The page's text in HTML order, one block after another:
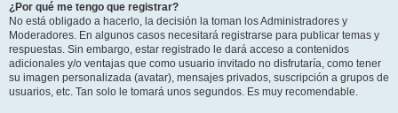
¿Por qué me tengo que registrar?
No está obligado a hacerlo, la decisión la toman los Administradores y
Moderadores. En algunos casos necesitará registrarse para publicar temas y
respuestas. Sin embargo, estar registrado le dará acceso a contenidos
adicionales y/o ventajas que como usuario invitado no disfrutaría, como tener
su imagen personalizada (avatar), mensajes privados, suscripción a grupos de
usuarios, etc. Tan solo le tomará unos segundos. Es muy recomendable.